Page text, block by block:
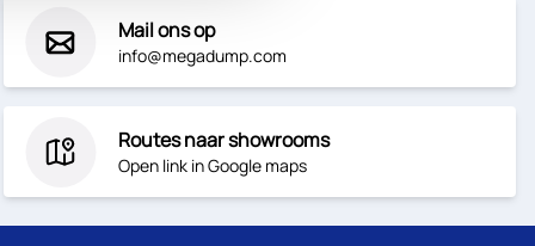
Mail ons op
info@megadump.com
Routes naar showrooms
Open link in Google maps